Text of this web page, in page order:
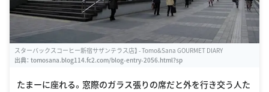
スターバックスコーヒー新宿サザンテラス店】 - Tomo&Sana GOURMET DIARY
出典： tomosana.blog114.fc2.com/blog-entry-2056.html?sp
たまーに座れる。窓際のガラス張りの席だと外を行き交う人た